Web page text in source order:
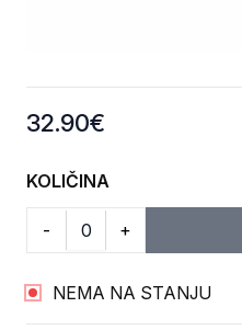
Product information
32.90€
KOLIČINA
- +
NEMA NA STANJU